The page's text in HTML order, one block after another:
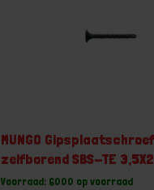
MUNGO Gipsplaatschroef
zelfborend SBS-TE
Voorraad: 6000 op voorraad